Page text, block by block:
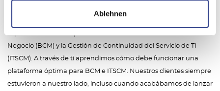
Ablehnen
Negocio (BCM) y la Gestión de Continuidad del Servicio de TI
(ITSCM). A través de ti aprendimos cómo debe funcionar una
plataforma óptima para BCM e ITSCM. Nuestros clientes siempre
estuvieron a nuestro lado, incluso cuando acabábamos de lanzar